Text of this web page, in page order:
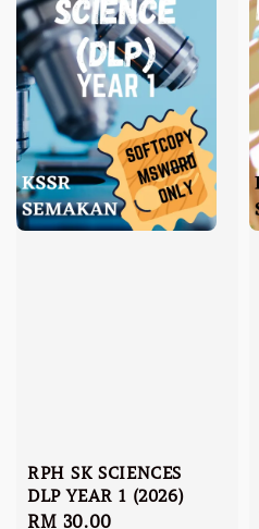
RPH SK SCIENCES
DLP YEAR 1 (2026)
Regular
RM 30.00